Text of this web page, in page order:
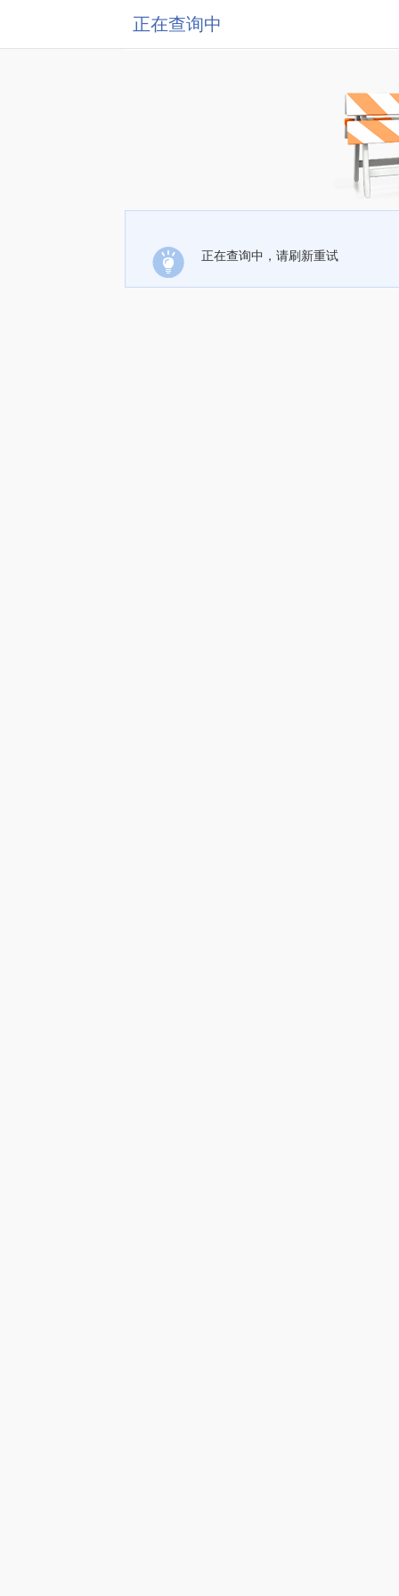
正在查询中
正在查询中，请刷新重试